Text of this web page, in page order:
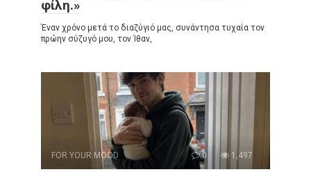
φίλη.»
Έναν χρόνο μετά το διαζύγιό μας, συνάντησα τυχαία τον
πρώην σύζυγό μου, τον Ίθαν,
FOR YOUR MOOD 0 1,497